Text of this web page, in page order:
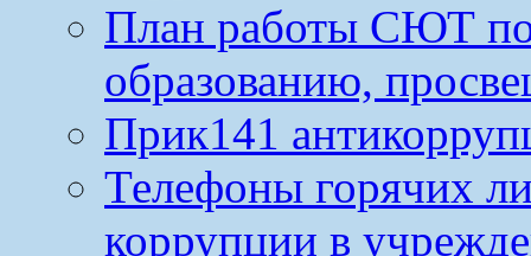
План работы СЮТ
образованию,
Прик141
Телефоны горячих
коррупции в